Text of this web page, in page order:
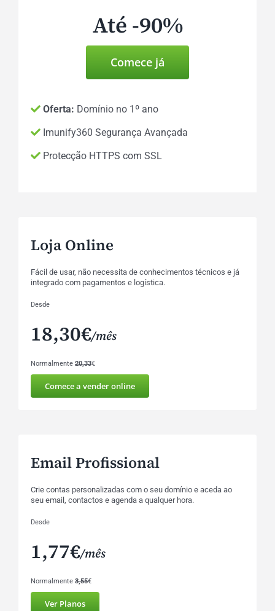
Até -90%
Comece já
Oferta: Domínio no 1º ano
Imunify360 Segurança Avançada
Protecção HTTPS com SSL
Loja Online
Fácil de usar, não necessita de conhecimentos técnicos e já
integrado com pagamentos e logística.
Desde
18,30€/mês
Normalmente 20,33€
Comece a vender online
Email Profissional
Crie contas personalizadas com o seu domínio e aceda ao
seu email, contactos e agenda a qualquer hora.
Desde
1,77€/mês
Normalmente 3,55€
Ver Planos